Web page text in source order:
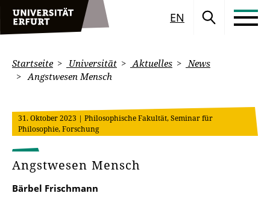
EN
Startseite Universität Aktuelles
News
Angstwesen Mensch
31. Oktober 2023 | Philosophische Fakultät, Seminar für
Philosophie, Forschung
Angstwesen Mensch
Bärbel Frischmann